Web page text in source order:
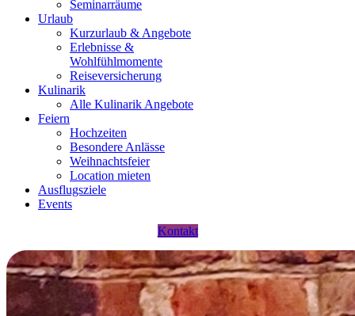
Seminarräume
Urlaub
Kurzurlaub & Angebote
Erlebnisse &
Wohlfühlmomente
Reiseversicherung
Kulinarik
Alle Kulinarik Angebote
Feiern
Hochzeiten
Besondere Anlässe
Weihnachtsfeier
Location mieten
Ausflugsziele
Events
Kontakt